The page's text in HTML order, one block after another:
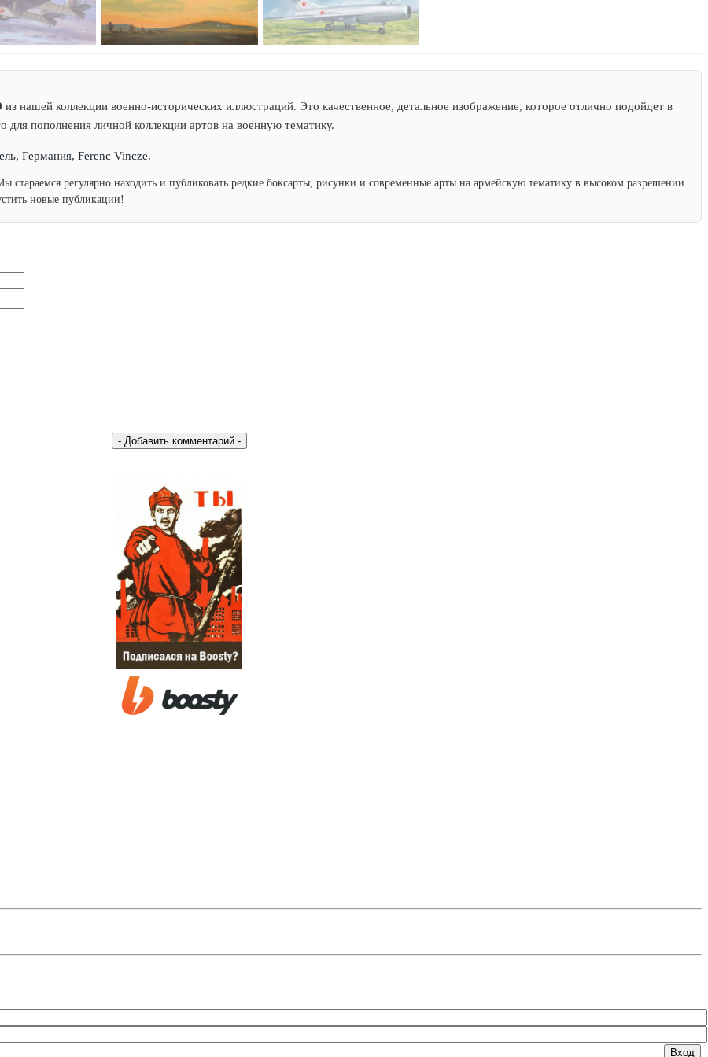
из нашей коллекции военно-исторических иллюстраций. Это качественное, детальное изображение, которое отлично подойдет в
для пополнения личной коллекции артов на военную тематику.
Германия, Ferenc Vincze.
стараемся регулярно находить и публиковать редкие боксарты, рисунки и современные арты на армейскую тематику в высоком разрешении
новые публикации!